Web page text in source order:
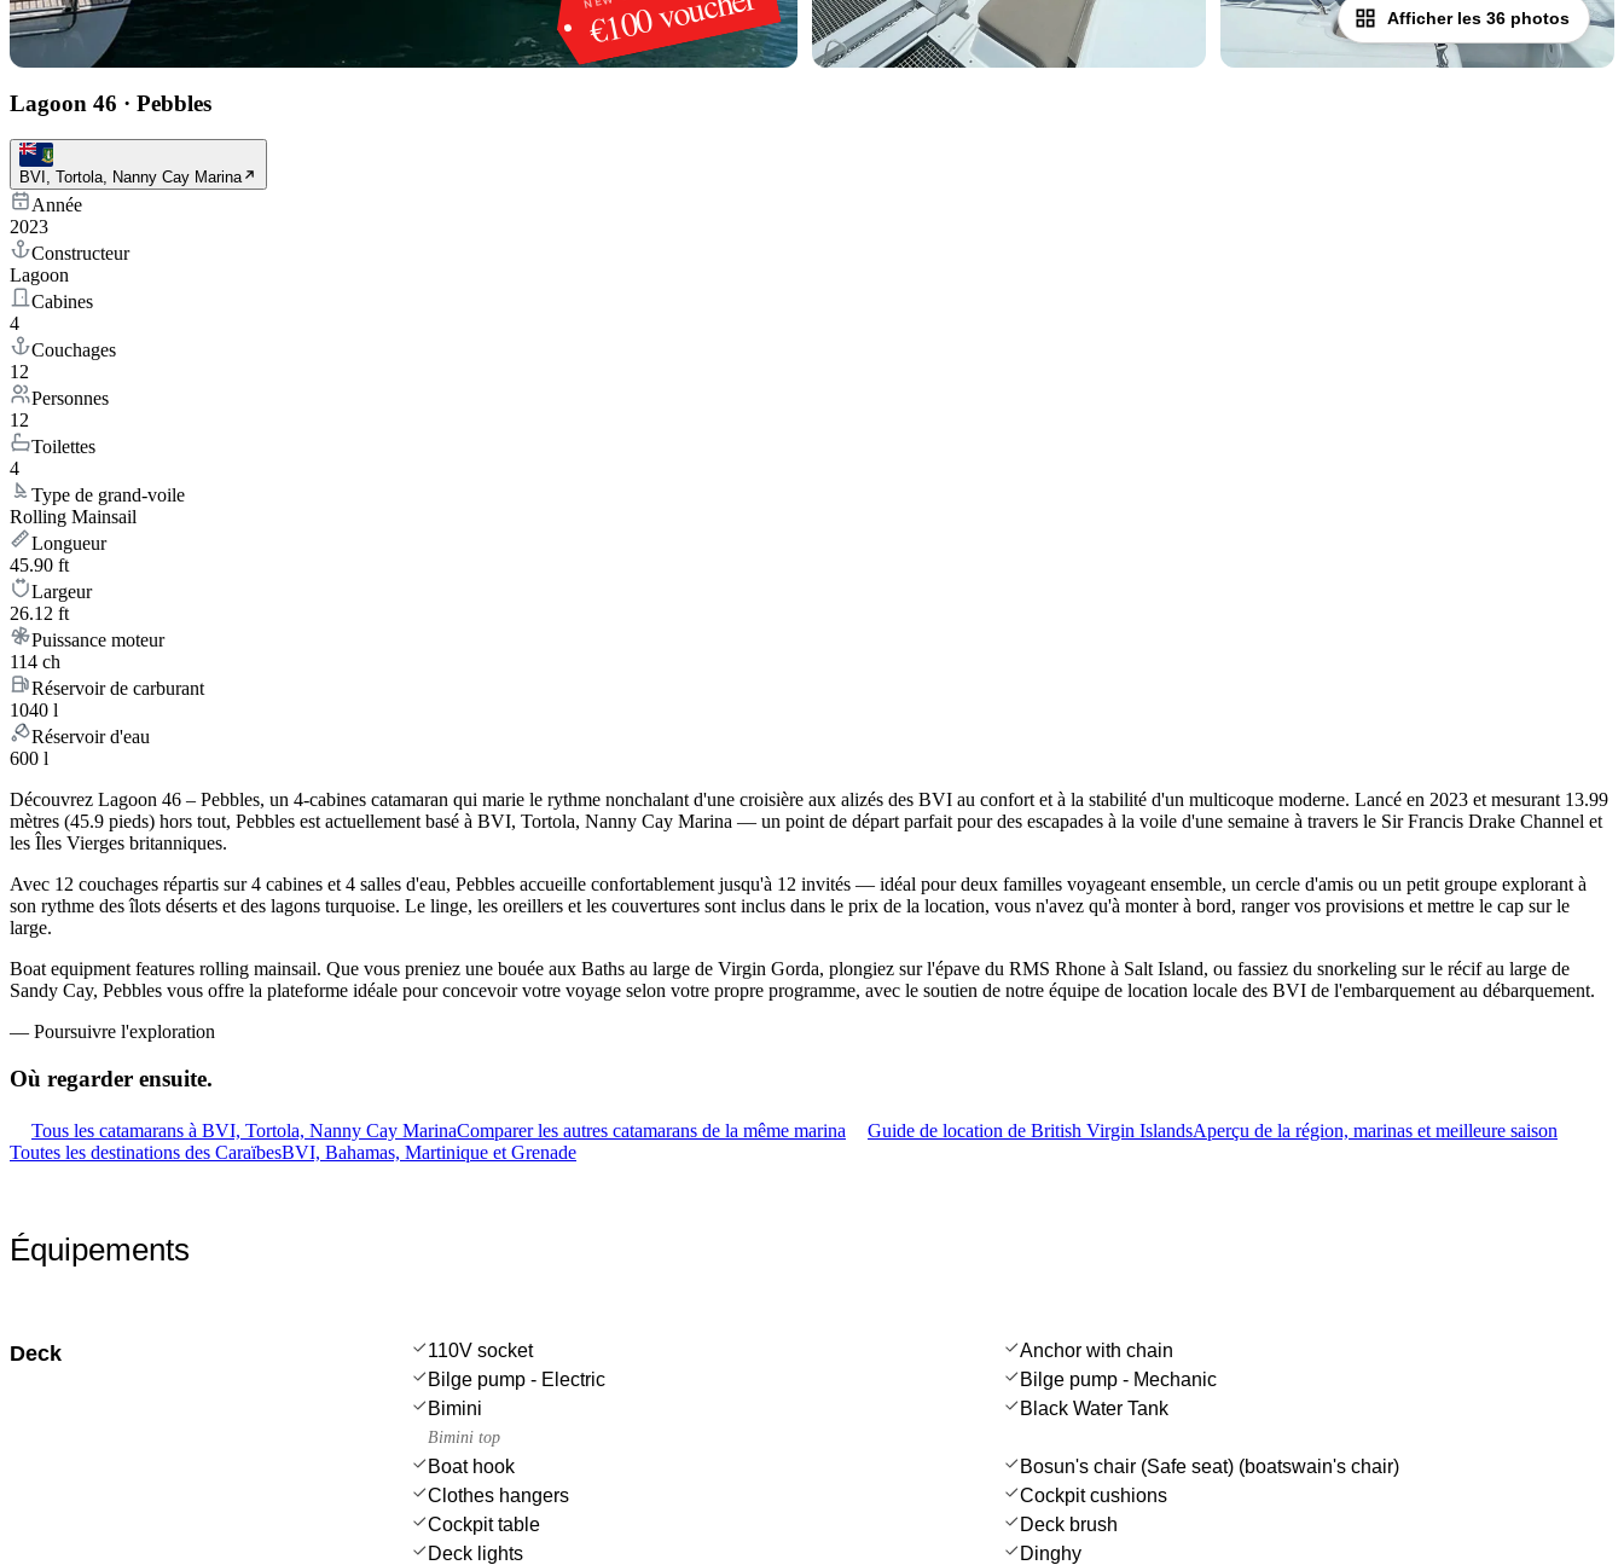
Afficher les 36 photos
Lagoon 46 · Pebbles
BVI, Tortola, Nanny Cay Marina
Année
2023
Constructeur
Lagoon
Cabines
4
Couchages
12
Personnes
12
Toilettes
4
Type de grand-voile
Rolling Mainsail
Longueur
45.90 ft
Largeur
26.12 ft
Puissance moteur
114 ch
Réservoir de carburant
1040 l
Réservoir d'eau
600 l
Découvrez Lagoon 46 – Pebbles, un 4-cabines catamaran qui marie le rythme nonchalant d'une croisière aux alizés des BVI au confort et à la stabilité d'un multicoque moderne. Lancé en 2023 et mesurant 13.99
mètres (45.9 pieds) hors tout, Pebbles est actuellement basé à BVI, Tortola, Nanny Cay Marina — un point de départ parfait pour des escapades à la voile d'une semaine à travers le Sir Francis Drake Channel et
les Îles Vierges britanniques.
Avec 12 couchages répartis sur 4 cabines et 4 salles d'eau, Pebbles accueille confortablement jusqu'à 12 invités — idéal pour deux familles voyageant ensemble, un cercle d'amis ou un petit groupe explorant à
son rythme des îlots déserts et des lagons turquoise. Le linge, les oreillers et les couvertures sont inclus dans le prix de la location, vous n'avez qu'à monter à bord, ranger vos provisions et mettre le cap sur le
large.
Boat equipment features rolling mainsail. Que vous preniez une bouée aux Baths au large de Virgin Gorda, plongiez sur l'épave du RMS Rhone à Salt Island, ou fassiez du snorkeling sur le récif au large de
Sandy Cay, Pebbles vous offre la plateforme idéale pour concevoir votre voyage selon votre propre programme, avec le soutien de notre équipe de location locale des BVI de l'embarquement au débarquement.
— Poursuivre l'exploration
Où regarder ensuite.
Tous les catamarans à BVI, Tortola, Nanny Cay MarinaComparer les autres catamarans de la même marina Guide de location de British Virgin IslandsAperçu de la région, marinas et meilleure saison
Toutes les destinations des CaraïbesBVI, Bahamas, Martinique et Grenade
Équipements
Deck 110V socket
Anchor with chain
Bilge pump - Electric
Bilge pump - Mechanic
Bimini
Bimini top
Black Water Tank
Boat hook
Bosun's chair (Safe seat) (boatswain's chair)
Clothes hangers
Cockpit cushions
Cockpit table
Deck brush
Deck lights
Dinghy